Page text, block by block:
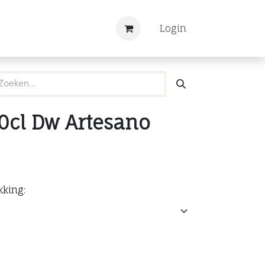
Login
Dw Artesano